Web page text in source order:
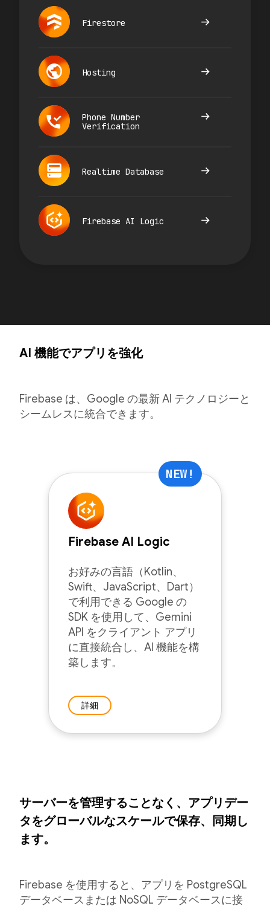
Firestore
Hosting
Phone Number
Verification
Realtime Database
Firebase AI Logic
AI 機能でアプリを強化
Firebase は、Google の最新 AI テクノロジーと
シームレスに統合できます。
NEW!
Firebase AI Logic
お好みの言語（Kotlin、
Swift、JavaScript、Dart）
で利用できる Google の
SDK を使用して、Gemini
API をクライアント アプリ
に直接統合し、AI 機能を構
築します。
詳細
サーバーを管理することなく、アプリデー
タをグローバルなスケールで保存、同期し
ます。
Firebase を使用すると、アプリを PostgreSQL
データベースまたは NoSQL データベースに接